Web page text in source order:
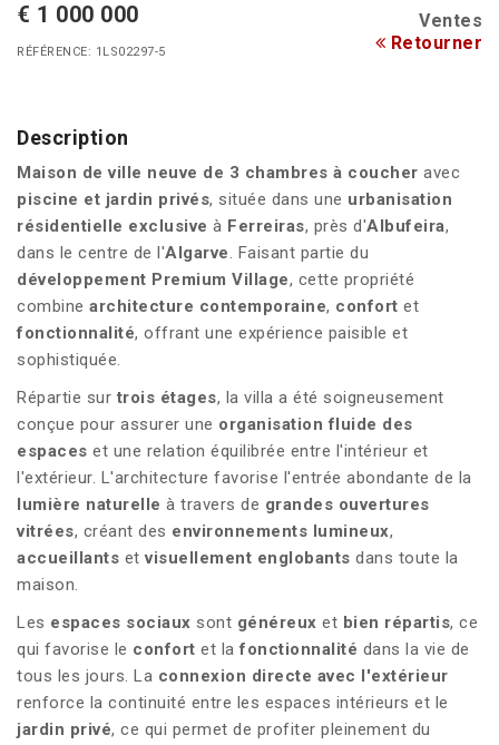
€ 1 000 000 Ventes
RÉFÉRENCE: 1LS02297-5 Retourner
Description
Maison de ville neuve de 3 chambres à coucher avec
piscine et jardin privés, située dans une urbanisation
résidentielle exclusive à Ferreiras, près d'Albufeira,
dans le centre de l'Algarve. Faisant partie du
développement Premium Village, cette propriété
combine architecture contemporaine, confort et
fonctionnalité, offrant une expérience paisible et
sophistiquée.
Répartie sur trois étages, la villa a été soigneusement
conçue pour assurer une organisation fluide des
espaces et une relation équilibrée entre l'intérieur et
l'extérieur. L'architecture favorise l'entrée abondante de la
lumière naturelle à travers de grandes ouvertures
vitrées, créant des environnements lumineux,
accueillants etvisuellement englobants dans toute la
maison.
Les espaces sociaux sont généreux et bien répartis, ce
qui favorise le confort et lafonctionnalité dans la vie de
tous les jours. La connexion directe avec l'extérieur
renforce la continuité entre les espaces intérieurs et le
jardin privé, ce qui permet de profiter pleinement du